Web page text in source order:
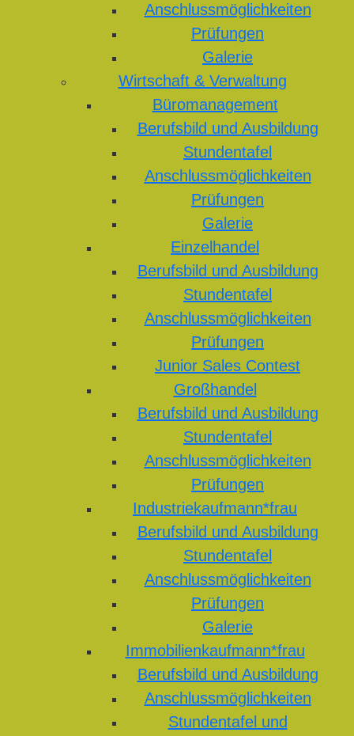
Anschlussmöglichkeiten
Prüfungen
Galerie
Wirtschaft & Verwaltung
Büromanagement
Berufsbild und Ausbildung
Stundentafel
Anschlussmöglichkeiten
Prüfungen
Galerie
Einzelhandel
Berufsbild und Ausbildung
Stundentafel
Anschlussmöglichkeiten
Prüfungen
Junior Sales Contest
Großhandel
Berufsbild und Ausbildung
Stundentafel
Anschlussmöglichkeiten
Prüfungen
Industriekaufmann*frau
Berufsbild und Ausbildung
Stundentafel
Anschlussmöglichkeiten
Prüfungen
Galerie
Immobilienkaufmann*frau
Berufsbild und Ausbildung
Anschlussmöglichkeiten
Stundentafel und